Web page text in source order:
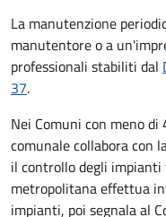
La manutenzione
manutentore o a
professionali stabiliti dal
37.
Nei Comuni con meno
comunale collabora con
il controllo degli
metropolitana effettua
impianti, poi segnala al